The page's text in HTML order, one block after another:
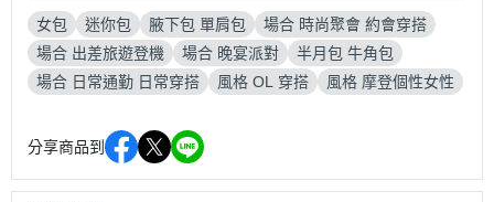
女包 迷你包 腋下包 單肩包
場合 時尚聚會 約會穿搭
場合 出差旅遊登機
場合 晚宴派對
半月包 牛角包
場合 日常通勤 日常穿搭
風格 OL 穿搭 風格 摩登個性女性
分享商品到